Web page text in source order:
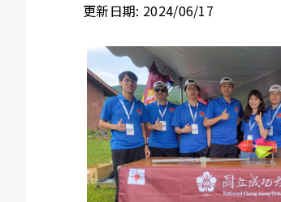
更新日期: 2024/06/17